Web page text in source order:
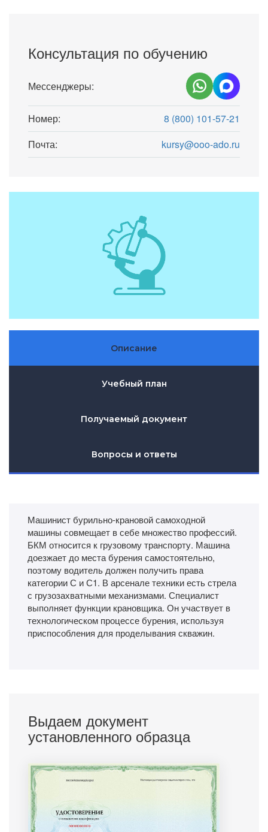
Консультация по обучению
Мессенджеры:
Номер:
8 (800) 101-57-21
Почта:
kursy@ooo-ado.ru
Описание
Учебный план
Получаемый документ
Вопросы и ответы
Машинист бурильно-крановой самоходной
машины совмещает в себе множество профессий.
БКМ относится к грузовому транспорту. Машина
доезжает до места бурения самостоятельно,
поэтому водитель должен получить права
категории С и С1. В арсенале техники есть стрела
с грузозахватными механизмами. Специалист
выполняет функции крановщика. Он участвует в
технологическом процессе бурения, используя
приспособления для проделывания скважин.
Выдаем документ
установленного образца